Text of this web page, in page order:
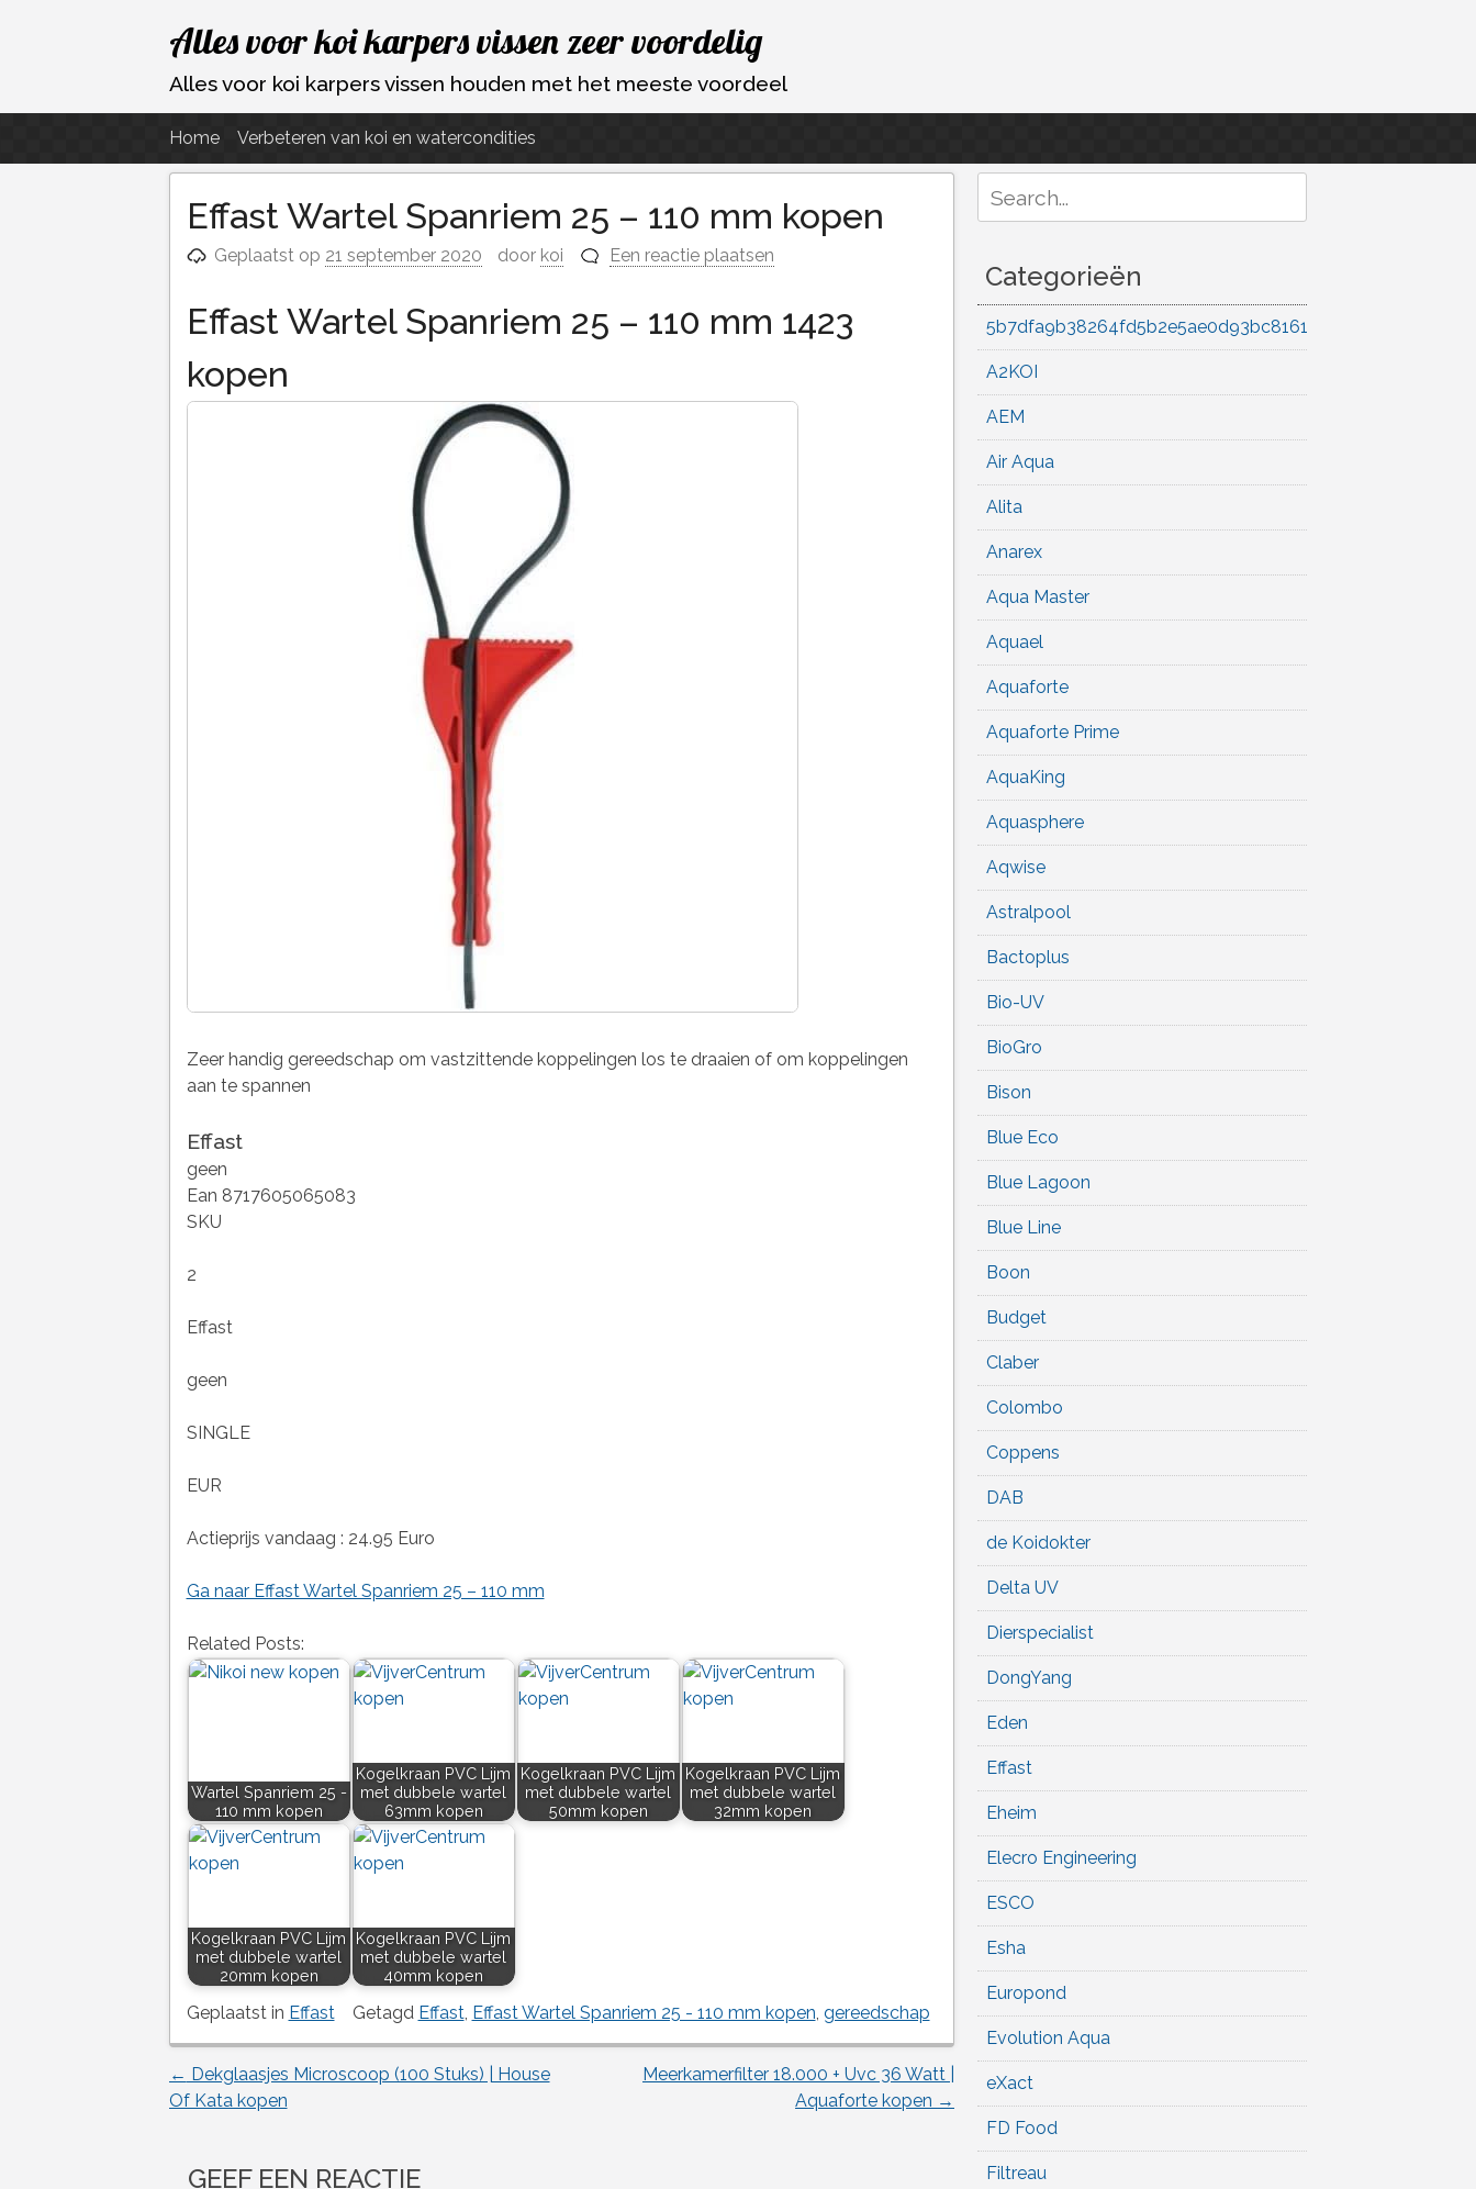
Ga
naar
de
Alles voor koi karpers vissen zeer voordelig
Alles voor koi karpers vissen houden met het meeste voordeel
Home Verbeteren van koi en watercondities
Effast Wartel Spanriem 25 – 110 mm kopen
Geplaatst op 21 september 2020 door koi Een reactie plaatsen
Effast Wartel Spanriem 25 – 110 mm 1423
kopen
Zeer handig gereedschap om vastzittende koppelingen los te draaien of om koppelingen
aan te spannen
Effast
geen
Ean 8717605065083
SKU
2
Effast
geen
SINGLE
EUR
Actieprijs vandaag : 24.95 Euro
Ga naar Effast Wartel Spanriem 25 – 110 mm
Related Posts:
Wartel Spanriem 25 -
110 mm kopen
Kogelkraan PVC Lijm
met dubbele wartel
63mm kopen
Kogelkraan PVC Lijm
met dubbele wartel
50mm kopen
Kogelkraan PVC Lijm
met dubbele wartel
32mm kopen
Kogelkraan PVC Lijm
met dubbele wartel
20mm kopen
Kogelkraan PVC Lijm
met dubbele wartel
40mm kopen
Geplaatst in Effast Getagd Effast, Effast Wartel Spanriem 25 - 110 mm kopen, gereedschap
Berichtnavigatie
← Dekglaasjes Microscoop (100 Stuks) | House
Of Kata kopen
Meerkamerfilter 18.000 + Uvc 36 Watt |
Aquaforte kopen →
GEEF EEN REACTIE
for:
Categorieën
5b7dfa9b38264fd5b2e5ae0d93bc8161
A2KOI
AEM
Air Aqua
Alita
Anarex
Aqua Master
Aquael
Aquaforte
Aquaforte Prime
AquaKing
Aquasphere
Aqwise
Astralpool
Bactoplus
Bio-UV
BioGro
Bison
Blue Eco
Blue Lagoon
Blue Line
Boon
Budget
Claber
Colombo
Coppens
DAB
de Koidokter
Delta UV
Dierspecialist
DongYang
Eden
Effast
Eheim
Elecro Engineering
ESCO
Esha
Europond
Evolution Aqua
eXact
FD Food
Filtreau